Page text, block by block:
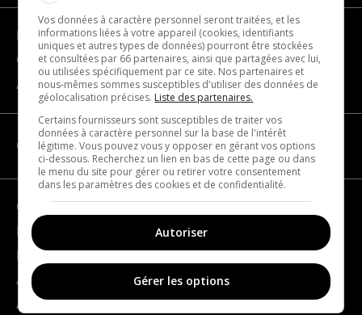
Become a partner
Contact us
About us
CATEGORIES
Geography
France
Americas
Asia
Vos données à caractère personnel seront traitées, et les
informations liées à votre appareil (cookies, identifiants
uniques et autres types de données) pourront être stockées
et consultées par 66 partenaires, ainsi que partagées avec lui,
ou utilisées spécifiquement par ce site. Nos partenaires et
nous-mêmes sommes susceptibles d'utiliser des données de
géolocalisation précises. Liste des partenaires.
Certains fournisseurs sont susceptibles de traiter vos
données à caractère personnel sur la base de l'intérêt
légitime. Vous pouvez vous y opposer en gérant vos options
ci-dessous. Recherchez un lien en bas de cette page ou dans
le menu du site pour gérer ou retirer votre consentement
dans les paramètres des cookies et de confidentialité.
Autoriser
Gérer les options